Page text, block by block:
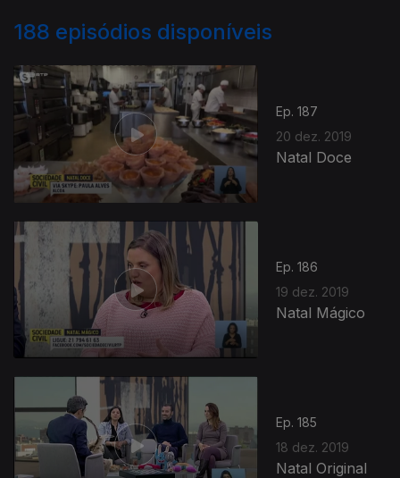
188 episódios disponíveis
Ep. 187
20 dez. 2019
Natal Doce
Ep. 186
19 dez. 2019
Natal Mágico
Ep. 185
18 dez. 2019
Natal Original